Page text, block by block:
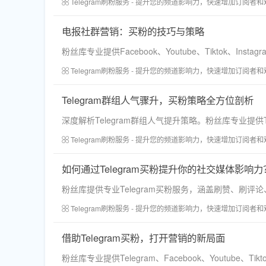
电报社群营销：买粉的技巧与策略
粉丝库专业提供Facebook、Youtube、Tiktok、
Telegram刷粉服务 - 提升您的频道影响力，快速增加订阅者和
Telegram群组人气骤升，买粉策略全方位剖析
深度解析Telegram群组人气提升策略。粉丝库专业提
Telegram刷粉服务 - 提升您的频道影响力，快速增加订阅者和
如何通过Telegram买粉提升你的社交媒体影响力
粉丝库提供专业Telegram买粉服务，涵盖刷赞、刷评
Telegram刷粉服务 - 提升您的频道影响力，快速增加订阅者和
借助Telegram买粉，打开营销的新局面
粉丝库专业提供Telegram、Facebook、Youtube、